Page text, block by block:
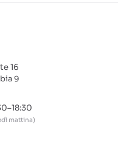
16
9
mattina)